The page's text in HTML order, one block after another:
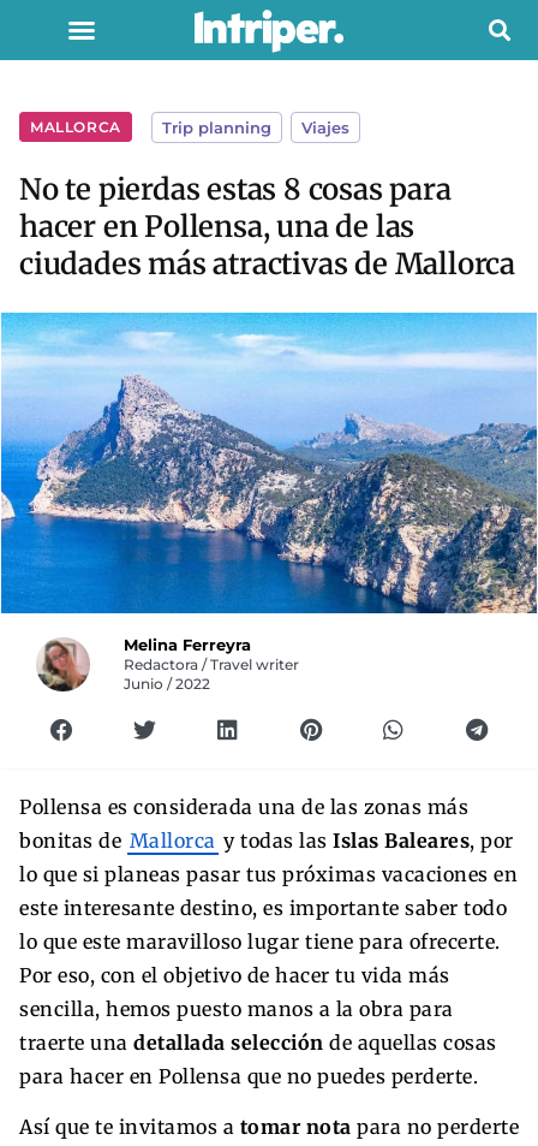
MALLORCA Trip planning Viajes
No te pierdas estas 8 cosas para
hacer en Pollensa, una de las
ciudades más atractivas de Mallorca
Melina Ferreyra
Redactora / Travel writer
Junio / 2022
Pollensa es considerada una de las zonas más
bonitas de Mallorca y todas las Islas Baleares, por
lo que si planeas pasar tus próximas vacaciones en
este interesante destino, es importante saber todo
lo que este maravilloso lugar tiene para ofrecerte.
Por eso, con el objetivo de hacer tu vida más
sencilla, hemos puesto manos a la obra para
traerte una detallada selección de aquellas cosas
para hacer en Pollensa que no puedes perderte.
Así que te invitamos a tomar nota para no perderte